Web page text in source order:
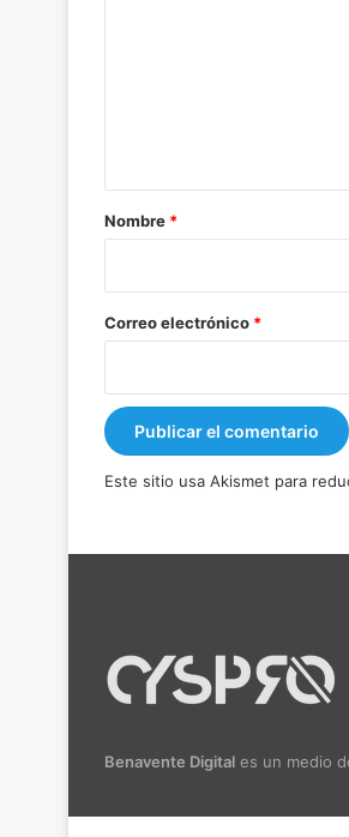
r
*
Nombre *
Correo electrónico *
Este sitio usa Akismet para
Benavente Digital es un medio